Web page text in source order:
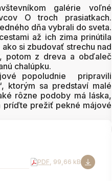
galérie voľné
O troch prasiatkach.
dňa vybrali do sveta.
až ich zima prinútila
si zbudovať strechu nad
potom z dreva a obďaleč
chalúpku.
popoludnie pripravili
ktorým sa predstaví malé
rôzne podoby má láska,
príďte prežiť pekné májové
PDF, 99,66 kB